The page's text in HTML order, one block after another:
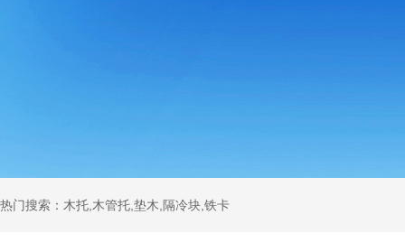
热门搜索：木托,木管托,垫木,隔冷块,铁卡